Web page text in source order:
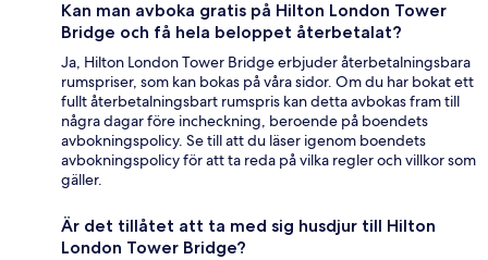
Kan man avboka gratis på Hilton London Tower
Bridge och få hela beloppet återbetalat?
Ja, Hilton London Tower Bridge erbjuder återbetalningsbara
rumspriser, som kan bokas på våra sidor. Om du har bokat ett
fullt återbetalningsbart rumspris kan detta avbokas fram till
några dagar före incheckning, beroende på boendets
avbokningspolicy. Se till att du läser igenom boendets
avbokningspolicy för att ta reda på vilka regler och villkor som
gäller.
Är det tillåtet att ta med sig husdjur till Hilton
London Tower Bridge?